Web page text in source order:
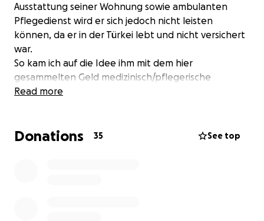
Ausstattung seiner Wohnung sowie ambulanten
Pflegedienst wird er sich jedoch nicht leisten
können, da er in der Türkei lebt und nicht versichert
war.
So kam ich auf die Idee ihm mit dem hier
gesammelten Geld medizinisch/pflegerische
Ausstattung zu finanzieren, wie z.B. ein Pflegebett.
Bete gerne für ihn mit!
Read more
Donations 35 See top